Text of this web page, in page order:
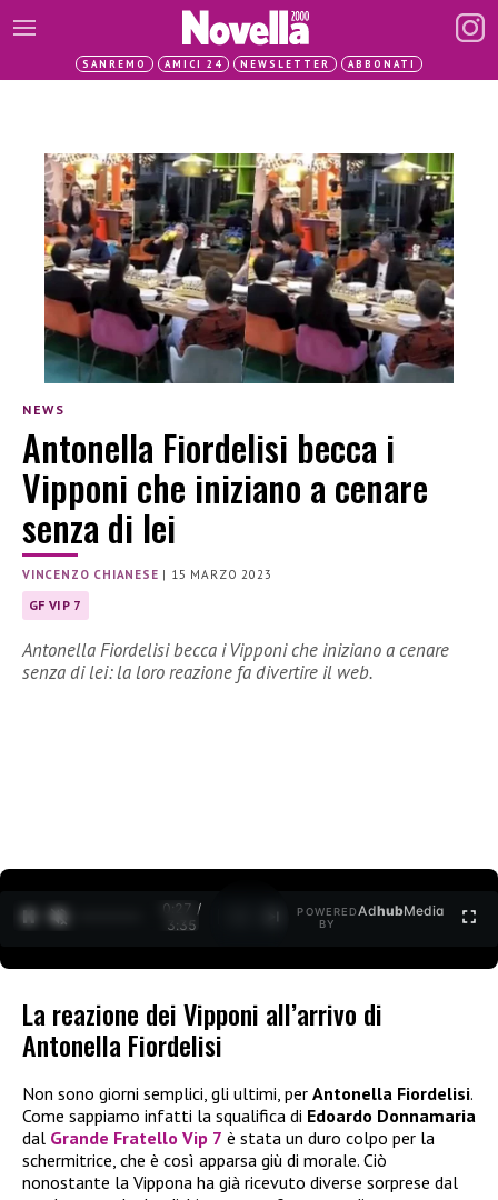
SANREMO AMICI 24 NEWSLETTER ABBONATI
NEWS
Antonella Fiordelisi becca i
Vipponi che iniziano a cenare
senza di lei
VINCENZO CHIANESE | 15 MARZO 2023
GF VIP 7
Antonella Fiordelisi becca i Vipponi che iniziano a cenare
senza di lei: la loro reazione fa divertire il web.
0:28 /
3:35
POWERED
BY
AdhubMedia
La reazione dei Vipponi all’arrivo di
Antonella Fiordelisi
Non sono giorni semplici, gli ultimi, per Antonella Fiordelisi.
Come sappiamo infatti la squalifica di Edoardo Donnamaria
dal Grande Fratello Vip 7 è stata un duro colpo per la
schermitrice, che è così apparsa giù di morale. Ciò
nonostante la Vippona ha già ricevuto diverse sorprese dal